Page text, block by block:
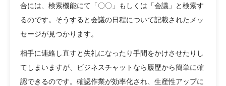
合には、検索機能にて「〇〇」もしくは「会議」と検索す
るのです。そうすると会議の日程について記載されたメッ
セージが見つかります。
相手に連絡し直すと失礼になったり手間をかけさせたりし
てしまいますが、ビジネスチャットなら履歴から簡単に確
認できるのです。確認作業が効率化され、生産性アップに